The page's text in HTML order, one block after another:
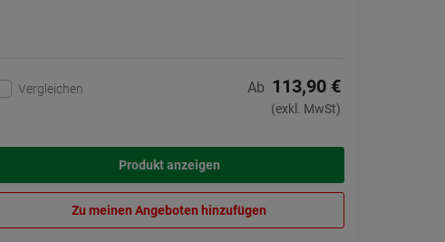
Vergleichen Ab 113,90 €
(exkl. MwSt)
Produkt anzeigen
Zu meinen Angeboten hinzufügen